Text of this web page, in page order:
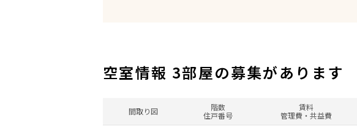
空室情報 3部屋の募集があります
間取り図
階数
住戸番号
賃料
管理費・共益費